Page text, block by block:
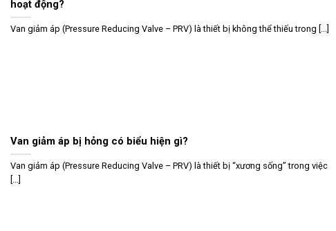
hoạt động?
Van giảm áp (Pressure Reducing Valve – PRV) là thiết bị không thể thiếu trong [...]
Van giảm áp bị hỏng có biểu hiện gì?
Van giảm áp (Pressure Reducing Valve – PRV) là thiết bị “xương sống” trong việc
[...]